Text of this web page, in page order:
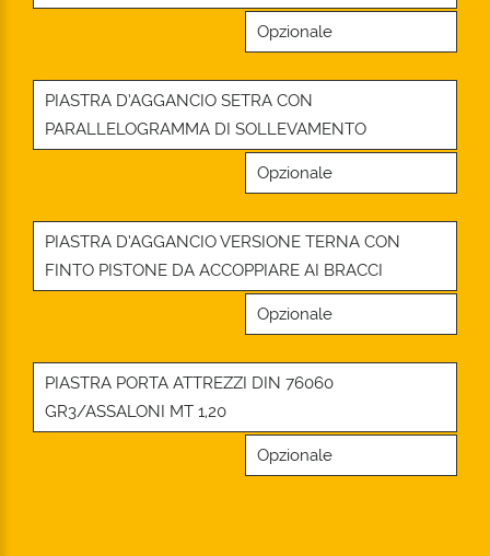
Opzionale
PIASTRA D’AGGANCIO SETRA CON
PARALLELOGRAMMA DI SOLLEVAMENTO
Opzionale
PIASTRA D’AGGANCIO VERSIONE TERNA CON
FINTO PISTONE DA ACCOPPIARE AI BRACCI
Opzionale
PIASTRA PORTA ATTREZZI DIN 76060
GR3/ASSALONI MT 1,20
Opzionale